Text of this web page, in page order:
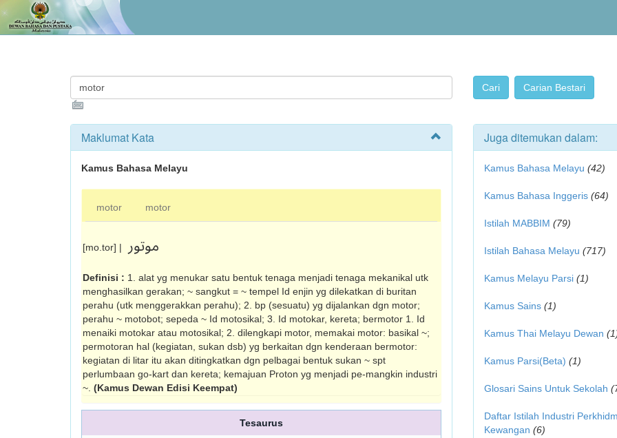
Maklumat Kata
Kamus Bahasa Melayu
motor motor
[mo.tor] | موتور
Definisi : 1. alat yg menukar satu bentuk tenaga menjadi tenaga mekanikal utk
menghasilkan gerakan; ~ sangkut = ~ tempel Id enjin yg dilekatkan di buritan
perahu (utk menggerak­kan perahu); 2. bp (sesuatu) yg dijalankan dgn motor;
perahu ~ motobot; sepeda ~ Id motosikal; 3. Id motokar, kereta; bermotor 1. Id
menaiki motokar atau moto­sikal; 2. dilengkapi motor, memakai motor: basikal ~;
permotoran hal (kegiatan, sukan dsb) yg berkaitan dgn kenderaan bermotor:
kegiatan di litar itu akan ditingkatkan dgn pelbagai bentuk sukan ~ spt
perlumbaan go-kart dan kereta; kemajuan Proton yg menjadi pe-mangkin industri
~. (Kamus Dewan Edisi Keempat)
Tesaurus
Juga ditemukan dalam:
Kamus Bahasa Melayu (42)
Kamus Bahasa Inggeris (64)
Istilah MABBIM (79)
Istilah Bahasa Melayu (717)
Kamus Melayu Parsi (1)
Kamus Sains (1)
Kamus Thai Melayu Dewan
Kamus Parsi(Beta) (1)
Glosari Sains Untuk Sekolah
Daftar Istilah Industri
Kewangan (6)